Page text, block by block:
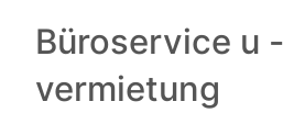
Büroservice u -
vermietung